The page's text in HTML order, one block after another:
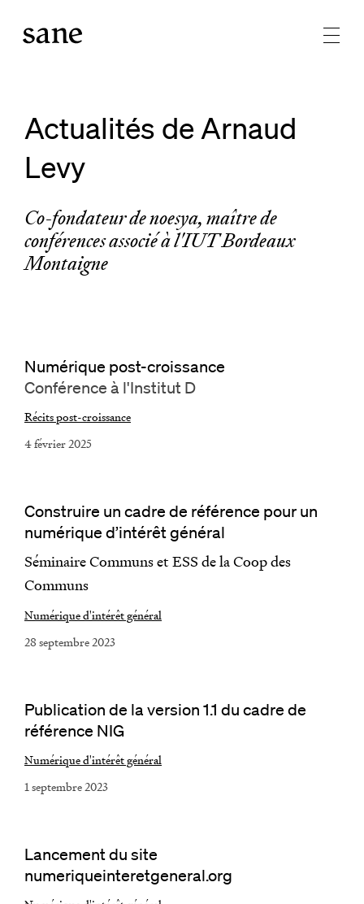
Actualités de Arnaud
Levy
Co-fondateur de noesya, maître de
conférences associé à l'IUT Bordeaux
Montaigne
Numérique post-croissance
Conférence à l'Institut D
Récits post-croissance
4 février 2025
Construire un cadre de référence pour un
numérique d’intérêt général
Séminaire Communs et ESS de la Coop des
Communs
Numérique d'intérêt général
28 septembre 2023
Publication de la version 1.1 du cadre de
référence NIG
Numérique d'intérêt général
1 septembre 2023
Lancement du site
numeriqueinteretgeneral.org